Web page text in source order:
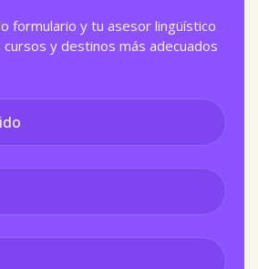
formulario y tu asesor lingüístico
y destinos más adecuados